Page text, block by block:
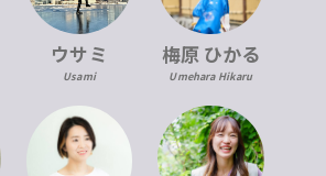
ウサミ
Usami
梅原 ひかる
Umehara Hikaru